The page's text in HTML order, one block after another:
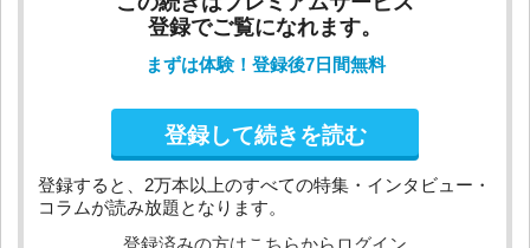
登録でご覧になれます。
まずは体験！登録後7日間無料
登録して続きを読む
登録すると、2万本以上のすべての特集・インタビュー・
コラムが読み放題となります。
登録済みの方はこちらからログイン